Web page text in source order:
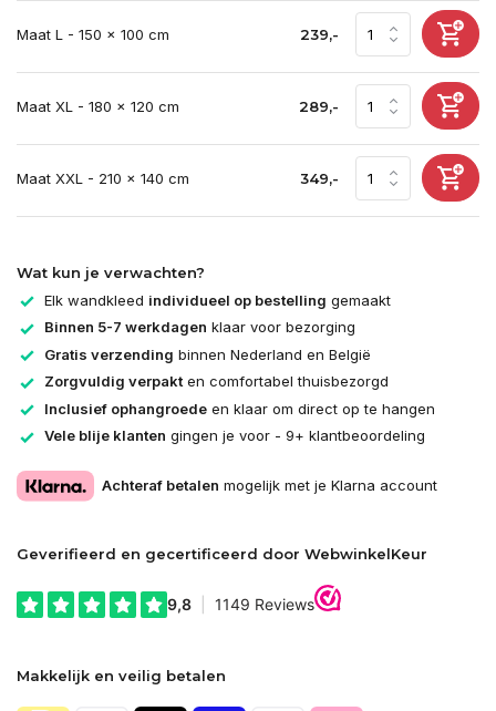
Maat L - 150 x 100 cm 239,-
Maat XL - 180 x 120 cm 289,-
Maat XXL - 210 x 140 cm 349,-
Wat kun je verwachten?
Elk wandkleed individueel op bestelling gemaakt
Binnen 5-7 werkdagen klaar voor bezorging
Gratis verzending binnen Nederland en België
Zorgvuldig verpakten comfortabel thuisbezorgd
Inclusief ophangroede en klaar om direct op te hangen
Vele blije klanten gingen je voor - 9+ klantbeoordeling
Achteraf betalen mogelijk met je Klarna account
Geverifieerd en gecertificeerd door WebwinkelKeur
Makkelijk en veilig betalen